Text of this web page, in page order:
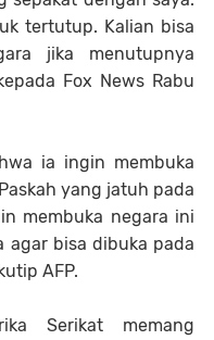
tertutup. Kalian bisa
jika menutupnya
Fox News Rabu
ia ingin membuka
yang jatuh pada
membuka negara ini
agar bisa dibuka pada
AFP.
Serikat memang